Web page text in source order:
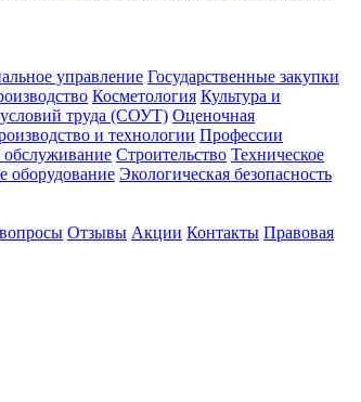
управление Государственные закупки
Косметология Культура и
труда (СОУТ) Оценочная
и технологии Профессии
Строительство Техническое
оборудование Экологическая безопасность
Отзывы Акции Контакты Правовая